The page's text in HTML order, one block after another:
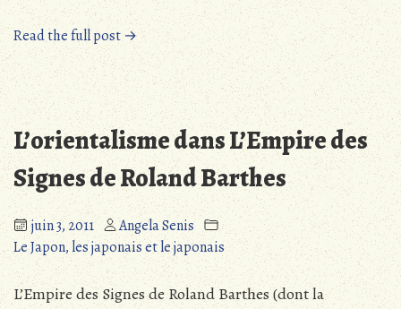
Read the full post →« Negation
in
classical
Japanese
/
La
négation
en
japonais
classique »
L’orientalisme dans L’Empire des
Signes de Roland Barthes
juin 3, 2011
Angela Senis
Le Japon, les japonais et le japonais
L’Empire des Signes de Roland Barthes (dont la